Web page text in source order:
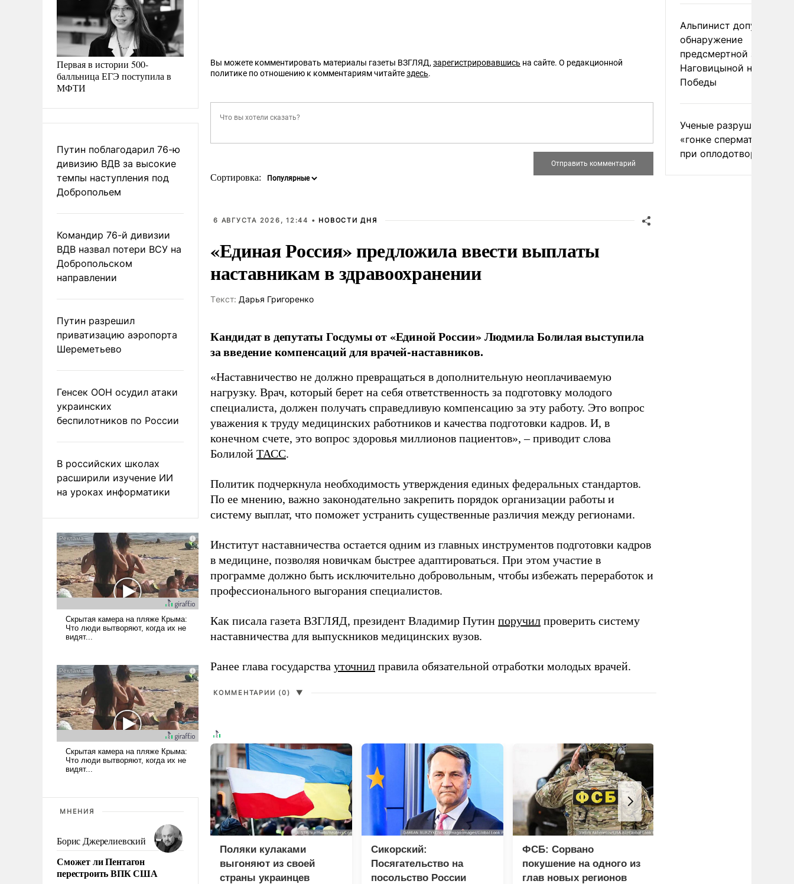
Первая в истории 500-
балльница ЕГЭ поступила в
МФТИ
Путин поблагодарил 76-ю
дивизию ВДВ за высокие
темпы наступления под
Добропольем
Командир 76-й дивизии
ВДВ назвал потери ВСУ на
Добропольском
направлении
Путин разрешил
приватизацию аэропорта
Шереметьево
Генсек ООН осудил атаки
украинских
беспилотников по России
В российских школах
расширили изучение ИИ
на уроках информатики
МНЕНИЯ
Борис Джерелиевский
Сможет ли Пентагон
перестроить ВПК США
Вы можете комментировать материалы газеты ВЗГЛЯД, зарегистрировавшись на сайте. О редакционной
политике по отношению к комментариям читайтездесь.
Сортировка:
6 АВГУСТА 2026, 12:44 • НОВОСТИ ДНЯ
«Единая Россия» предложила ввести выплаты
наставникам в здравоохранении
Tекст: Дарья Григоренко
Кандидат в депутаты Госдумы от «Единой России» Людмила Болилая выступила
за введение компенсаций для врачей-наставников.
«Наставничество не должно превращаться в дополнительную неоплачиваемую
нагрузку. Врач, который берет на себя ответственность за подготовку молодого
специалиста, должен получать справедливую компенсацию за эту работу. Это вопрос
уважения к труду медицинских работников и качества подготовки кадров. И, в
конечном счете, это вопрос здоровья миллионов пациентов», – приводит слова
Болилой ТАСС.
Политик подчеркнула необходимость утверждения единых федеральных стандартов.
По ее мнению, важно законодательно закрепить порядок организации работы и
систему выплат, что поможет устранить существенные различия между регионами.
Институт наставничества остается одним из главных инструментов подготовки кадров
в медицине, позволяя новичкам быстрее адаптироваться. При этом участие в
программе должно быть исключительно добровольным, чтобы избежать переработок и
профессионального выгорания специалистов.
Как писала газета ВЗГЛЯД, президент Владимир Путин поручил проверить систему
наставничества для выпускников медицинских вузов.
Ранее глава государства уточнил правила обязательной отработки молодых врачей.
КОММЕНТАРИИ (0) ▼
Поляки кулаками
выгоняют из своей
страны украинцев
Сикорский:
Посягательство на
посольство России
ФСБ: Сорвано
покушение на одного из
глав новых регионов
Альпинист допустил
обнаружение
предсмертной записки
Наговицыной на пике
Победы
Ученые разрушили миф
«гонке
при оплодотворении